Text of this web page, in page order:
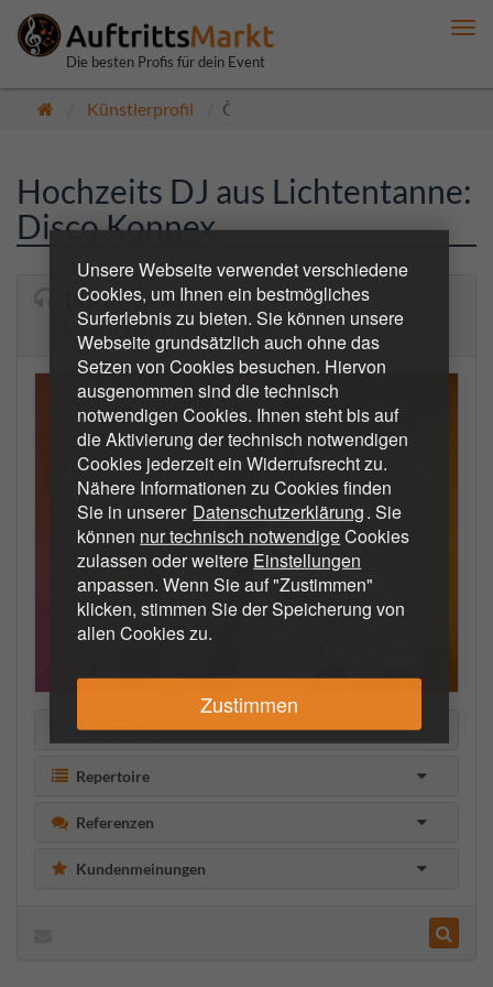
Unsere Webseite verwendet verschiedene
Cookies, um Ihnen ein bestmögliches
Surferlebnis zu bieten. Sie können unsere
Webseite grundsätzlich auch ohne das
Setzen von Cookies besuchen. Hiervon
ausgenommen sind die technisch
notwendigen Cookies. Ihnen steht bis auf
die Aktivierung der technisch notwendigen
Cookies jederzeit ein Widerrufsrecht zu.
Nähere Informationen zu Cookies finden
Sie in unserer Datenschutzerklärung. Sie
können nur technisch notwendigeCookies
zulassen oder weitere Einstellungen
anpassen. Wenn Sie auf "Zustimmen"
klicken, stimmen Sie der Speicherung von
allen Cookies zu.
Zustimmen
Die besten Profis für dein Event
Künstlerprofil Öffentlich
Hochzeits DJ aus Lichtentanne:
Disco Konnex
Disco Konnex
Mobile Video Disco Konnex
Beschreibung
Repertoire
Referenzen
Kundenmeinungen